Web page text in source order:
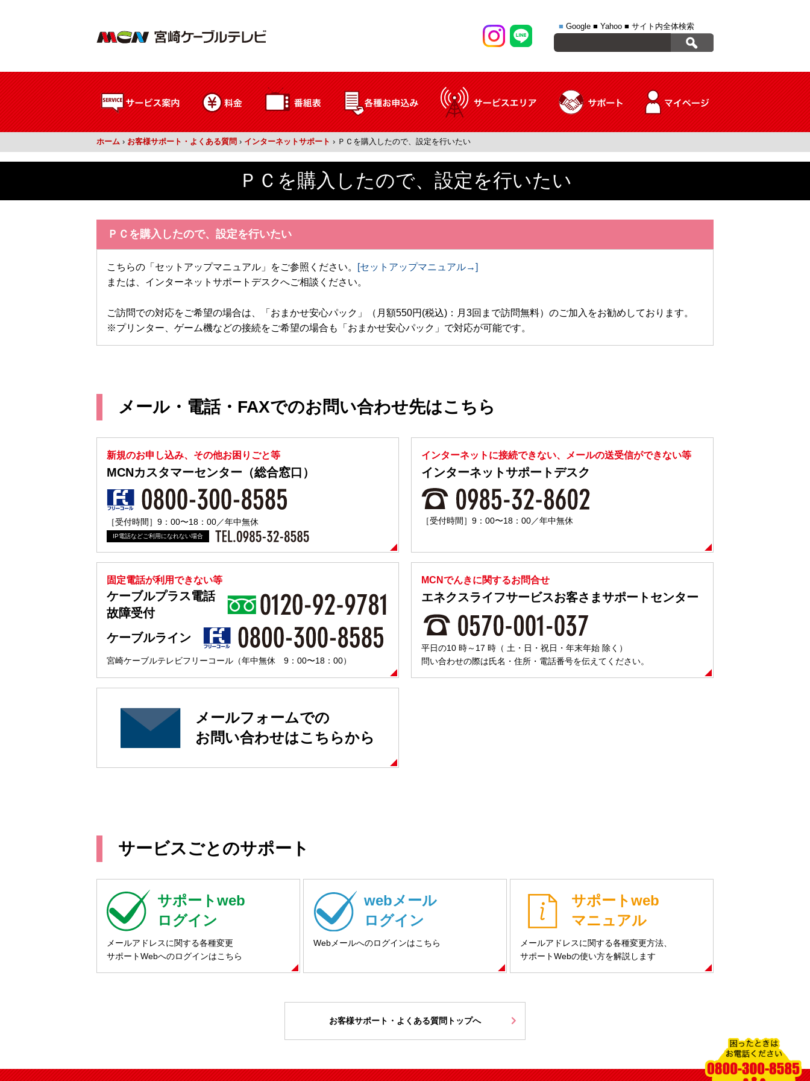
■ Google ■ Yahoo ■ サイト内全体検索
ホーム › お客様サポート・よくある質問 › インターネットサポート › ＰＣを購入したので、設定を行いたい
ＰＣを購入したので、設定を行いたい
ＰＣを購入したので、設定を行いたい
こちらの「セットアップマニュアル」をご参照ください。
[セットアップマニュアル→]
または、インターネットサポートデスクへご相談ください。
ご訪問での対応をご希望の場合は、「おまかせ安心パック」（月額550円(税込)：月3回まで訪問無料）のご加入をお勧めしております。
※プリンター、ゲーム機などの接続をご希望の場合も「おまかせ安心パック」で対応が可能です。
メール・電話・FAXでのお問い合わせ先はこちら
新規のお申し込み、その他お困りごと等
MCNカスタマーセンター（総合窓口）
［受付時間］9：00〜18：00／年中無休
IP電話などご利用になれない場合
インターネットに接続できない、メールの送受信ができない等
インターネットサポートデスク
［受付時間］9：00〜18：00／年中無休
固定電話が利用できない等
ケーブルプラス電話
故障受付
ケーブルライン
宮崎ケーブルテレビフリーコール（年中無休 9：00〜18：00）
MCNでんきに関するお問合せ
エネクスライフサービスお客さまサポートセンター
平日の10 時～17 時（ 土・日・祝日・年末年始 除く）
問い合わせの際は氏名・住所・電話番号を伝えてください。
メールフォームでの
お問い合わせはこちらから
サービスごとのサポート
サポートweb
ログイン
メールアドレスに関する各種変更
サポートWebへのログインはこちら
webメール
ログイン
Webメールへのログインはこちら
サポートweb
マニュアル
メールアドレスに関する各種変更方法、
サポートWebの使い方を解説します
お客様サポート・よくある質問トップへ